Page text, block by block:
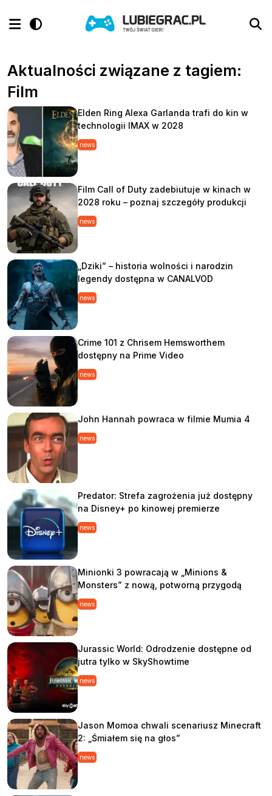
Aktualności związane z tagiem:
Film
Elden Ring Alexa Garlanda trafi do kin w
technologii IMAX w 2028
news
Film Call of Duty zadebiutuje w kinach w
2028 roku – poznaj szczegóły produkcji
news
„Dziki” – historia wolności i narodzin
legendy dostępna w CANALVOD
news
Crime 101 z Chrisem Hemsworthem
dostępny na Prime Video
news
John Hannah powraca w filmie Mumia 4
news
Predator: Strefa zagrożenia już dostępny
na Disney+ po kinowej premierze
news
Minionki 3 powracają w „Minions &
Monsters” z nową, potworną przygodą
news
Jurassic World: Odrodzenie dostępne od
jutra tylko w SkyShowtime
news
Jason Momoa chwali scenariusz Minecraft
2: „Śmiałem się na głos”
news